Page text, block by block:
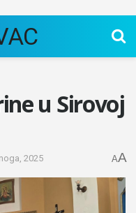
u Sirovoj
2025 AA